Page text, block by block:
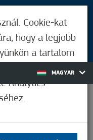
MAGYAR
Cookie-kat
hogy a legjobb
a tartalom
Analytics